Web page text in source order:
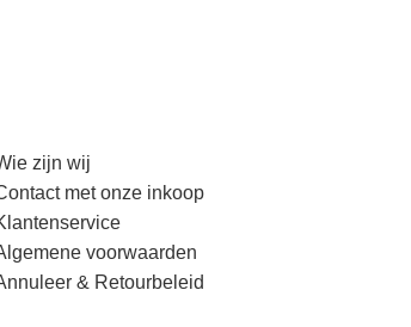
zijn wij
met onze inkoop
voorwaarden
& Retourbeleid